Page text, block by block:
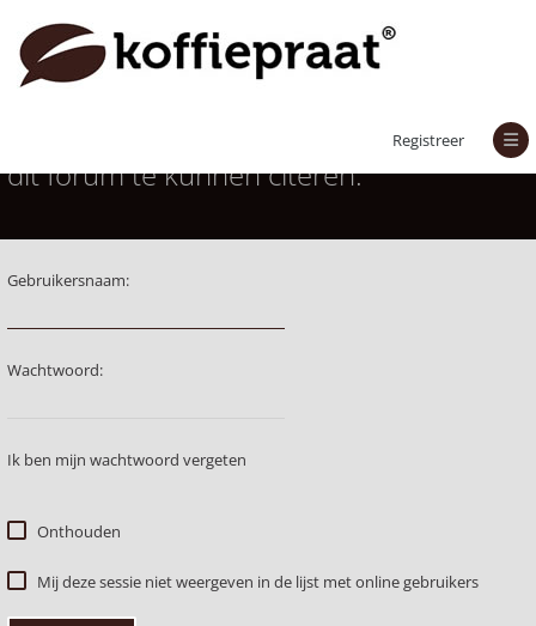
Registreer
Je moet aangemeld zijn om berichten in
dit forum te kunnen citeren.
Gebruikersnaam:
Wachtwoord:
Ik ben mijn wachtwoord vergeten
Onthouden
Mij deze sessie niet weergeven in de lijst met online gebruikers